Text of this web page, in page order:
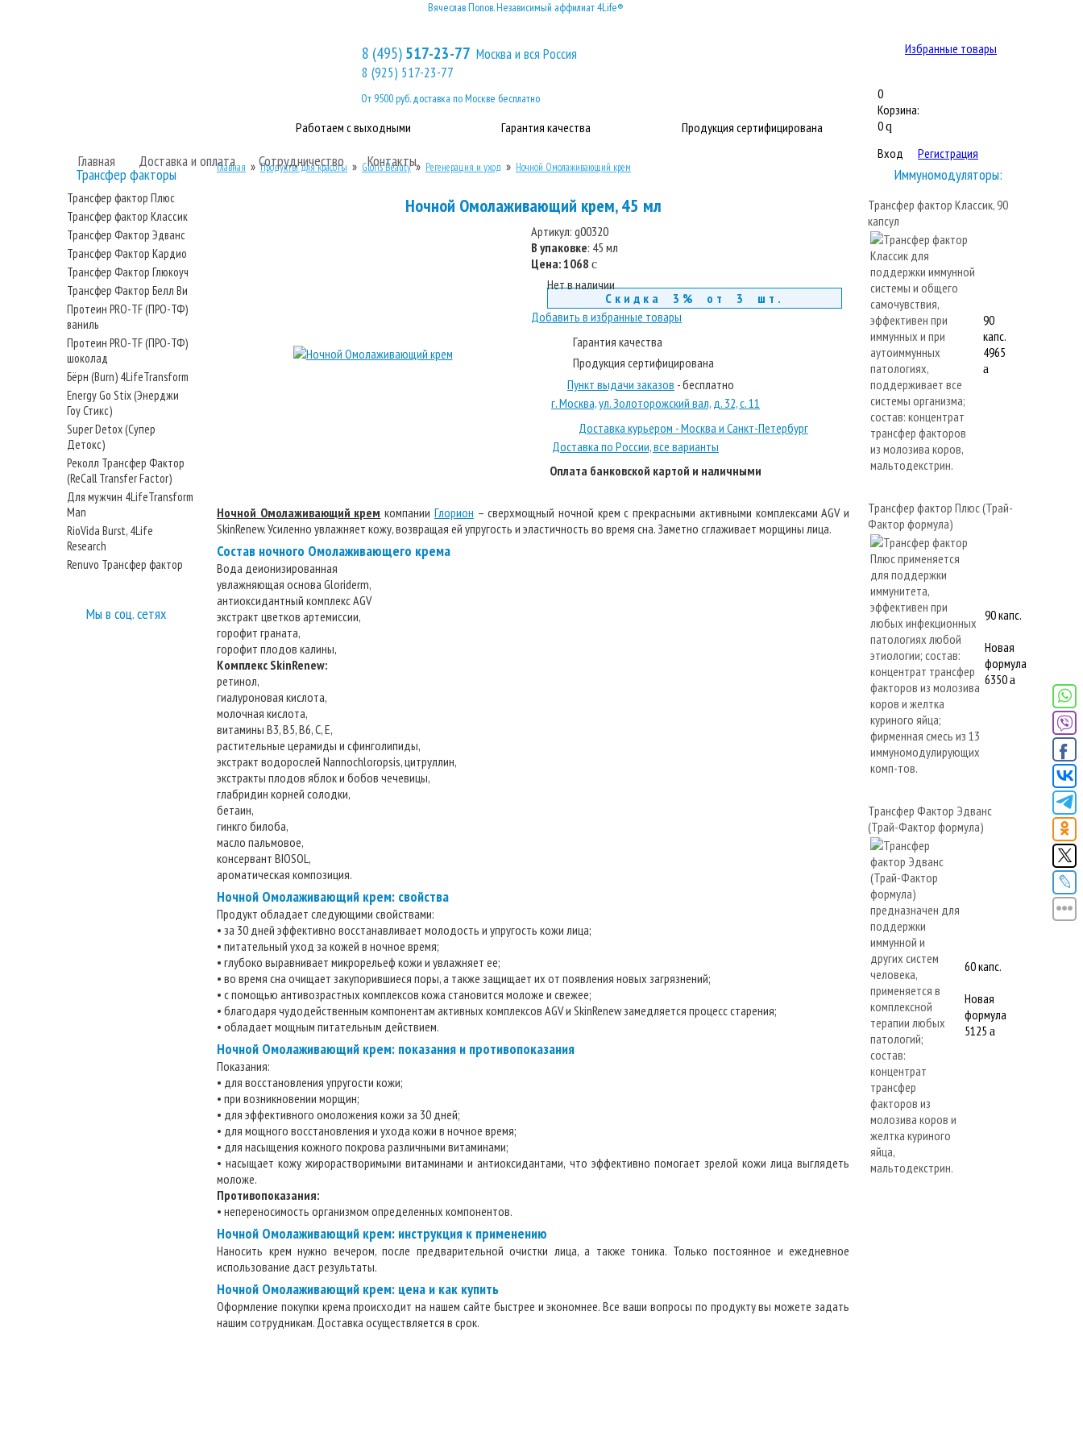
Главная Доставка и оплата Сотрудничество Контакты
Избранные товары
0
Корзина:
0q
Работаем с выходными Гарантия качества Продукция сертифицирована
8 (495)517-23-77 Москва и вся Россия
8 (925) 517-23-77
От 9500 руб. доставка по Москве бесплатно
Вячеслав Попов. Независимый аффилиат 4Life®
Вход Регистрация
Трансфер факторы
Трансфер фактор Плюс
Трансфер фактор Классик
Трансфер Фактор Эдванс
Трансфер Фактор Кардио
Трансфер Фактор Глюкоуч
Трансфер Фактор Белл Ви
Протеин PRO-TF (ПРО-ТФ)
ваниль
Протеин PRO-TF (ПРО-ТФ)
шоколад
Бёрн (Burn) 4LifeTransform
Energy Go Stix (Энерджи
Гоу Стикс)
Super Detox (Супер
Детокс)
Реколл Трансфер Фактор
(ReCall Transfer Factor)
Для мужчин 4LifeTransform
Man
RioVida Burst, 4Life
Research
Renuvo Трансфер фактор
Мы в соц. сетях
Главная »Продукты для красоты » Gloris Beauty» Регенерация и уход » Ночной Омолаживающий крем
Ночной Омолаживающий крем, 45 мл
Артикул: g00320
В упаковке: 45 мл
Цена:1068 c
Нет в наличии
Скидка 3% от 3 шт.
Добавить в избранные товары
Гарантия качества
Продукция сертифицирована
Пункт выдачи заказов - бесплатно
г. Москва, ул. Золоторожский вал, д. 32, с. 11
Доставка курьером - Москва и Санкт-Петербург
Доставка по России, все варианты
Оплата банковской картой и наличными
Ночной Омолаживающий крем компании Глорион – сверхмощный ночной крем с прекрасными активными комплексами AGV и
SkinRenew. Усиленно увлажняет кожу, возвращая ей упругость и эластичность во время сна. Заметно сглаживает морщины лица.
Состав ночного Омолаживающего крема
Вода деионизированная
увлажняющая основа Gloriderm,
антиоксидантный комплекс AGV
экстракт цветков артемиссии,
горофит граната,
горофит плодов калины,
Комплекс SkinRenew:
ретинол,
гиалуроновая кислота,
молочная кислота,
витамины В3, В5, В6, С, Е,
растительные церамиды и сфинголипиды,
экстракт водорослей Nannochloropsis, цитруллин,
экстракты плодов яблок и бобов чечевицы,
глабридин корней солодки,
бетаин,
гинкго билоба,
масло пальмовое,
консервант BIOSOL,
ароматическая композиция.
Ночной Омолаживающий крем: свойства
Продукт обладает следующими свойствами:
• за 30 дней эффективно восстанавливает молодость и упругость кожи лица;
• питательный уход за кожей в ночное время;
• глубоко выравнивает микрорельеф кожи и увлажняет ее;
• во время сна очищает закупорившиеся поры, а также защищает их от появления новых загрязнений;
• с помощью антивозрастных комплексов кожа становится моложе и свежее;
• благодаря чудодейственным компонентам активных комплексов AGV и SkinRenew замедляется процесс старения;
• обладает мощным питательным действием.
Ночной Омолаживающий крем: показания и противопоказания
Показания:
• для восстановления упругости кожи;
• при возникновении морщин;
• для эффективного омоложения кожи за 30 дней;
• для мощного восстановления и ухода кожи в ночное время;
• для насыщения кожного покрова различными витаминами;
• насыщает кожу жирорастворимыми витаминами и антиоксидантами, что эффективно помогает зрелой кожи лица выглядеть
моложе.
Противопоказания:
• непереносимость организмом определенных компонентов.
Ночной Омолаживающий крем: инструкция к применению
Наносить крем нужно вечером, после предварительной очистки лица, а также тоника. Только постоянное и ежедневное
использование даст результаты.
Ночной Омолаживающий крем: цена и как купить
Оформление покупки крема происходит на нашем сайте быстрее и экономнее. Все ваши вопросы по продукту вы можете задать
нашим сотрудникам. Доставка осуществляется в срок.
Иммуномодуляторы:
Трансфер фактор Классик, 90
капсул
90
капс.
4965
a
Трансфер фактор Плюс (Трай-
Фактор формула)
90 капс.
Новая
формула
6350a
Трансфер Фактор Эдванс
(Трай-Фактор формула)
60 капс.
Новая
формула
5125 a